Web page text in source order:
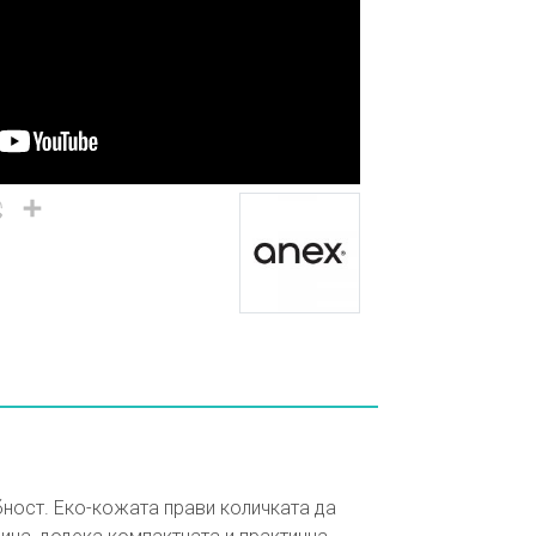
Viber
Еко-кожата прави количката да